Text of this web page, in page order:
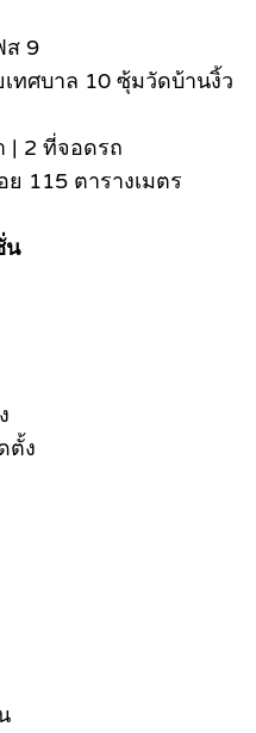
ส 9
ทศบาล 10 ซุ้มวัดบ้านงิ้ว
| 2 ที่จอดรถ
115 ตารางเมตร
น
ตั้ง